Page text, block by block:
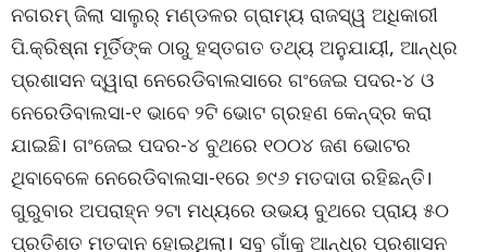
ନଗରମ୍ ଜିଲା ସାଲୁର୍ ମଣ୍ଡଳର ଗ୍ରାମ୍ୟ ରାଜସ୍ୱ ଅଧିକାରୀ
ପି.କ୍ରିଷ୍ନା ମୂର୍ତିଙ୍କ ଠାରୁ ହସ୍ତଗତ ତଥ୍ୟ ଅନୁଯାୟୀ, ଆନ୍ଧ୍ର
ପ୍ରଶାସନ ଦ୍ୱାରା ନେରେଡିବାଲସାରେ ଗଂଜେଇ ପଦର-୪ ଓ
ନେରେଡିବାଲସା-୧ ଭାବେ ୨ଟି ଭୋଟ ଗ୍ରହଣ କେନ୍ଦ୍ର କରା
ଯାଇଛି। ଗଂଜେଇ ପଦର-୪ ବୁଥରେ ୧୦୦୪ ଜଣ ଭୋଟର
ଥିବାବେଳେ ନେରେଡିବାଲସା-୧ରେ ୭୯୬ ମତଦାତା ରହିଛନ୍ତି।
ଗୁରୁବାର ଅପରାହ୍ନ ୨ଟା ମଧ୍ୟରେ ଉଭୟ ବୁଥରେ ପ୍ରାୟ ୫୦
ପ୍ରତିଶତ ମତଦାନ ହୋଇଥିଲା। ସବୁ ଗାଁକୁ ଆନ୍ଧ୍ର ପ୍ରଶାସନ